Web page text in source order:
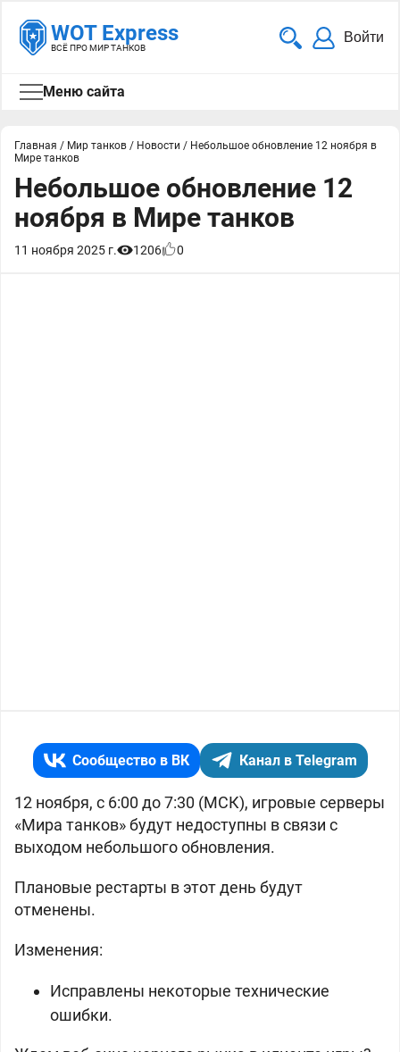
WOT Express
ВСЁ ПРО МИР ТАНКОВ
Войти
Меню сайта
Главная / Мир танков / Новости / Небольшое обновление 12 ноября в
Мире танков
Небольшое обновление 12
ноября в Мире танков
11 ноября 2025 г. 1206 0
Сообщество в ВК Канал в Telegram
12 ноября, с 6:00 до 7:30 (МСК), игровые серверы
«Мира танков» будут недоступны в связи с
выходом небольшого обновления.
Плановые рестарты в этот день будут
отменены.
Изменения:
Исправлены некоторые технические
ошибки.